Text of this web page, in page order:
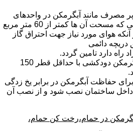
مصرف مانند آبگرمکن در واحدهای
مسکونی و غیر مسکونی که مسحت آن ها کمتر از 60 متر مربع
هوای مورد نیاز جهت احتراق گاز
دائمی
راه دارد تامین گردد.
در بالای محل نصب آبگرمکن دودکشی با حداقل قطر 150
حفاظت آبگرمکن در برابر یخ زدگی
داخل ساختمان نصب شود و از نصب آن
در حمام،رخت کن حمام،